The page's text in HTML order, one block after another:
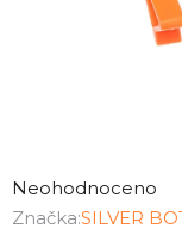
hodnocení
produktu
Neohodnoceno
Značka:SILVER